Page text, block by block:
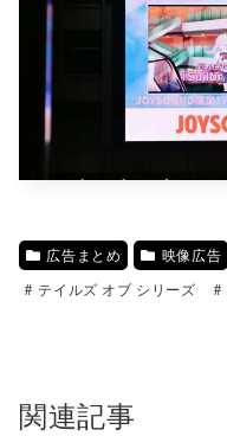
広告まとめ 映像広告
テイルズ オブ シリーズ
関連記事